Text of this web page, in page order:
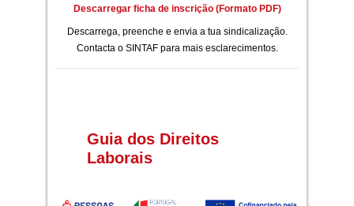
Descarregar ficha de inscrição (Formato PDF)
Descarrega, preenche e envia a tua sindicalização.
Contacta o SINTAF para mais esclarecimentos.
Guia dos Direitos
Laborais